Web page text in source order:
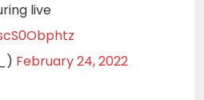
live
February 24, 2022